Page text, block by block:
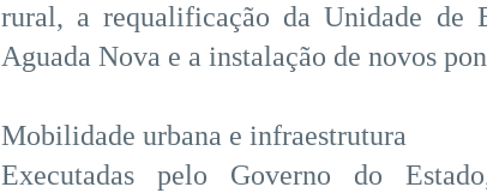
rural, a requalificação da Unidade de
Aguada Nova e a instalação de novos
Mobilidade urbana e infraestrutura
Executadas pelo Governo do